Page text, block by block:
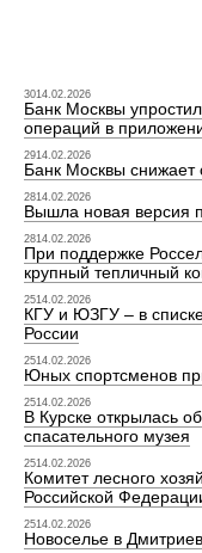
3014.02.2026
Банк Москвы
операций в
2914.02.2026
Банк Москвы снижает
2814.02.2026
Вышла новая версия
2814.02.2026
При поддержке
крупный тепличный
2514.02.2026
КГУ и ЮЗГУ – в
России
2514.02.2026
Юных спортсменов
2514.02.2026
В Курске открылась
спасательного музея
2514.02.2026
Комитет лесного
Российской
2514.02.2026
Новоселье в